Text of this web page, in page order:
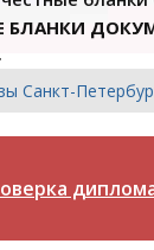
БЛАНКИ
Cанкт-